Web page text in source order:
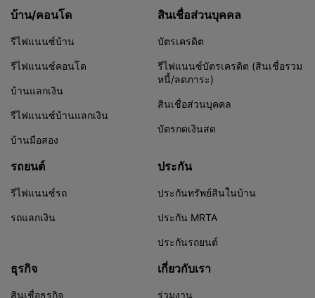
ท่านจะไม่ใช้ ทำสำเนา ส่ง ทำดีพ-ลิงค์ (deep-
link) ทำไฮเปอร์ลิงค์สเครป (hyper-link
scrape) ดาวน์โหลด แสดง ทำจำลอง ขาย
ประโยชน์ ตีพิมพ์ เผยแพร่ แพร่ภาพแพร่เสียง
หรือทำซ้ำซึ่งทรัพย์สินทางปัญญาของเว็บไซต์
หรือส่วนใดๆ ของทรัพย์สินทางปัญญาดังกล่าว
เว้นเสียแต่ว่า ท่านได้รับการอนุมัติล่วงหน้าเป็น
ลายลักษณ์อักษรจากบริษัท ผู้ให้บริการที่
เกี่ยวข้อง หรือบุคคลภายนอกที่เกี่ยวข้องอื่นๆ ที่
บริษัททำงานด้วย แล้วแต่กรณี ท่านสามารถ
การรับประกัน
เว็บไซต์ของบริษัท เนื้อหาของการเปรียบเทียบ
และบริการที่บริษัทให้บริการผ่านทางเว็บไซต์
ของบริษัทนั้นได้จัดให้ตามเกณฑ์ "ตามที่เป็นอยู่
ในขณะนั้น" และ "ตามที่มี" แม้ว่าบริษัทจะใช้
บ้าน/คอนโด
รีไฟแนนซ์บ้าน
รีไฟแนนซ์คอนโด
บ้านแลกเงิน
รีไฟแนนซ์บ้านแลกเงิน
บ้านมือสอง
สินเชื่อส่วนบุคคล
บัตรเครดิต
รีไฟแนนซ์บัตรเครดิต (สินเชื่อรวม
หนี้/ลดภาระ)
สินเชื่อส่วนบุคคล
บัตรกดเงินสด
รถยนต์
รีไฟแนนซ์รถ
รถแลกเงิน
ประกัน
ประกันทรัพย์สินในบ้าน
ประกัน MRTA
ประกันรถยนต์
ธุรกิจ
สินเชื่อธุรกิจ
เกี่ยวกับเรา
ร่วมงาน